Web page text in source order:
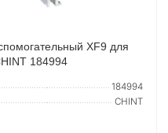
XF9 для
184994
184994
CHINT